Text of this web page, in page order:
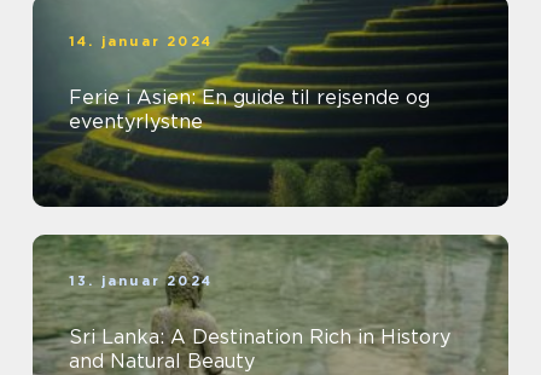
14. januar 2024
Ferie i Asien: En guide til rejsende og
eventyrlystne
13. januar 2024
Sri Lanka: A Destination Rich in History
and Natural Beauty